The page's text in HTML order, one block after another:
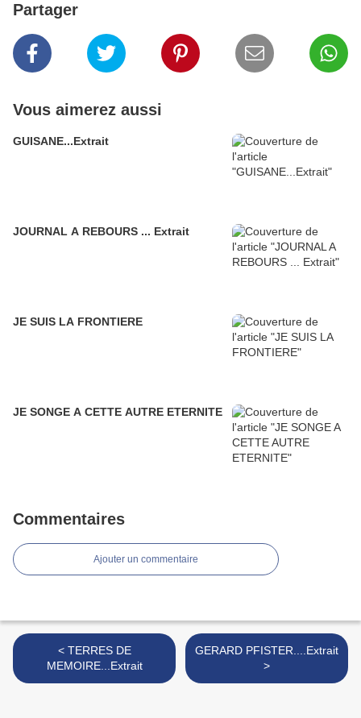
Partager
Vous aimerez aussi
GUISANE...Extrait
JOURNAL A REBOURS ... Extrait
JE SUIS LA FRONTIERE
JE SONGE A CETTE AUTRE ETERNITE
Commentaires
Ajouter un commentaire
< TERRES DE
MEMOIRE...Extrait
GERARD PFISTER....Extrait
>